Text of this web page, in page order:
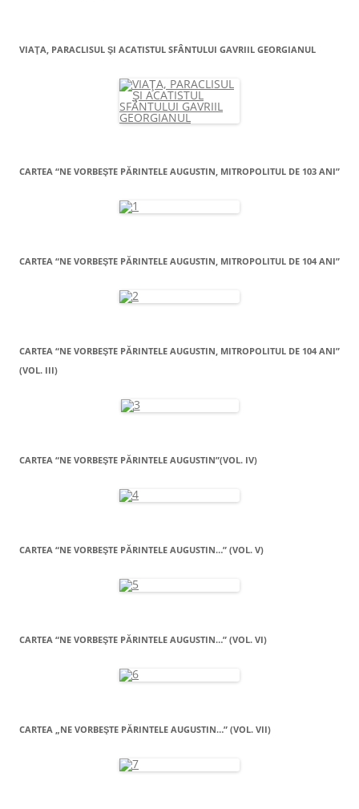
VIAŢA, PARACLISUL ŞI ACATISTUL SFÂNTULUI GAVRIIL GEORGIANUL
CARTEA “NE VORBEŞTE PĂRINTELE AUGUSTIN, MITROPOLITUL DE 103 ANI”
CARTEA “NE VORBEŞTE PĂRINTELE AUGUSTIN, MITROPOLITUL DE 104 ANI”
CARTEA “NE VORBEŞTE PĂRINTELE AUGUSTIN, MITROPOLITUL DE 104 ANI”
(VOL. III)
CARTEA “NE VORBEŞTE PĂRINTELE AUGUSTIN”(VOL. IV)
CARTEA “NE VORBEŞTE PĂRINTELE AUGUSTIN…” (VOL. V)
CARTEA “NE VORBEŞTE PĂRINTELE AUGUSTIN…” (VOL. VI)
CARTEA „NE VORBEŞTE PĂRINTELE AUGUSTIN…” (VOL. VII)